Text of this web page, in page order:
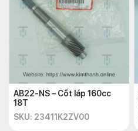
AB22-NS – Cốt láp 160cc
18T
SKU: 23411K2ZV00